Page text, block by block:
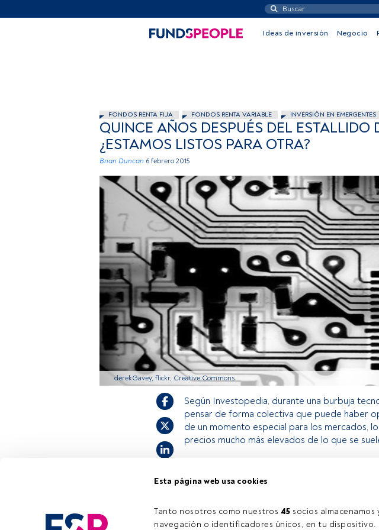
Esta página web usa cookies
Tanto nosotros como nuestros 45 socios
navegación o identificadores únicos, en tu dispositivo.
Ideas de inversión Negocio
FONDOS RENTA FIJA FONDOS RENTA VARIABLE INVERSIÓN EN EMERGENTES
QUINCE AÑOS DESPUÉS DEL
¿ESTAMOS LISTOS PARA OTRA?
Brian Duncan 6 febrero 2015
derekGavey, flickr, Creative Commons
Según Investopedia, durante una burbuja
pensar de forma colectiva que puede haber
de un momento especial para los mercados,
precios mucho más elevados de lo que se
Este es un artículo exclusivo para los
invitamos a registrarte y disfrutar de todo el
Accede a